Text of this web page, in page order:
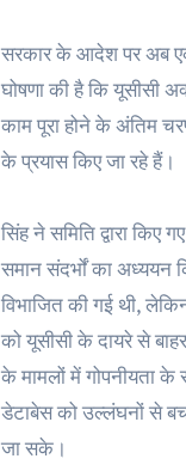
सरकार के आदेश पर अब एक
घोषणा की है कि यूसीसी
काम पूरा होने के अंतिम
के प्रयास किए जा रहे हैं।
सिंह ने समिति द्वारा
समान संदर्भों का अध्ययन
विभाजित की गई थी,
को यूसीसी के दायरे से
के मामलों में गोपनीयता के
डेटाबेस को उल्लंघनों से
जा सके।